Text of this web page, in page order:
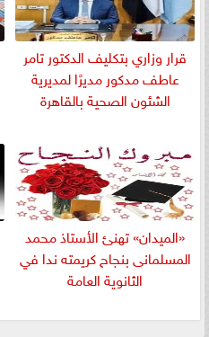
قرار وزاري بتكليف الدكتور تامر
عاطف مدكور مديرًا لمديرية
الشئون الصحية بالقاهرة
«الميدان» تهنئ الأستاذ محمد
المسلمانى بنجاح كريمته ندا في
الثانوية العامة